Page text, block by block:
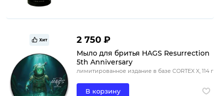
Хит 2 750 ₽
Мыло для бритья HAGS Resurrection
5th Anniversary
лимитированное издание в базе CORTEX X, 114 г
В корзину